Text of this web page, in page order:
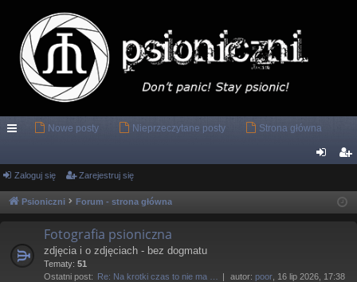
ce
Nowe posty Nieprzeczytane posty Strona główna
ę
ej
Zaloguj się Zarejestruj się
Psioniczni Forum - strona główna
Fotografia psioniczna
zdjęcia i o zdjęciach - bez dogmatu
Tematy: 51
Ostatni post: Re: Na krotki czas to nie ma … autor: poor , 16 lip 2026, 17:38